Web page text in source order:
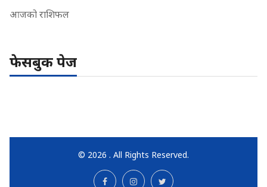
आजको राशिफल
फेसबुक पेज
© 2026 . All Rights Reserved.